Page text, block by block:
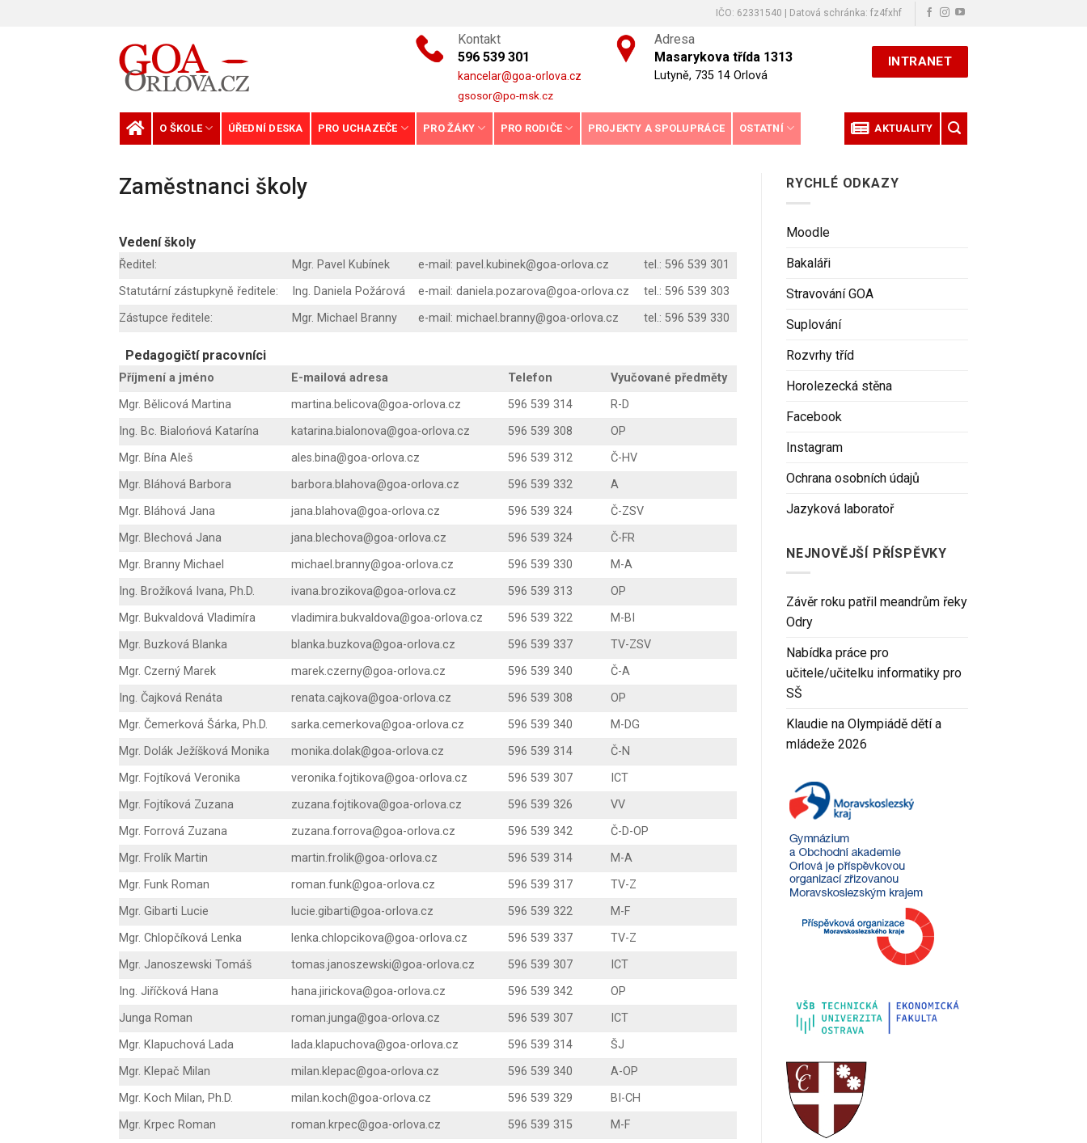
IČO: 62331540 | Datová schránka: fz4fxhf
Kontakt
596 539 301
kancelar@goa-orlova.cz
gsosor@po-msk.cz
Adresa
Masarykova třída 1313
Lutyně, 735 14 Orlová
INTRANET
O ŠKOLE ÚŘEDNÍ DESKA PRO UCHAZEČE PRO ŽÁKY PRO RODIČE PROJEKTY A SPOLUPRÁCE OSTATNÍ AKTUALITY
Zaměstnanci školy
Vedení školy
Ředitel: Mgr. Pavel Kubínek e-mail: pavel.kubinek@goa-orlova.cz
tel.: 596 539 301
Statutární zástupkyně ředitele:
Ing. Daniela Požárová e-mail: daniela.pozarova@goa-orlova.cz
tel.: 596 539 303
Zástupce ředitele:
Mgr. Michael Branny e-mail: michael.branny@goa-orlova.cz tel.: 596 539 330
Pedagogičtí pracovníci
Příjmení a jméno E-mailová adresa Telefon
Vyučované předměty
Mgr. Bělicová Martina
martina.belicova@goa-orlova.cz 596 539 314
R-D
Ing. Bc. Bialońová Katarína
katarina.bialonova@goa-orlova.cz 596 539 308
OP
Mgr. Bína Aleš
ales.bina@goa-orlova.cz 596 539 312
Č-HV
Mgr. Bláhová Barbora
barbora.blahova@goa-orlova.cz 596 539 332
A
Mgr. Bláhová Jana
jana.blahova@goa-orlova.cz 596 539 324
Č-ZSV
Mgr. Blechová Jana
jana.blechova@goa-orlova.cz 596 539 324
Č-FR
Mgr. Branny Michael
michael.branny@goa-orlova.cz 596 539 330
M-A
Ing. Brožíková Ivana, Ph.D.
ivana.brozikova@goa-orlova.cz 596 539 313
OP
Mgr. Bukvaldová Vladimíra
vladimira.bukvaldova@goa-orlova.cz 596 539 322
M-BI
Mgr. Buzková Blanka
blanka.buzkova@goa-orlova.cz 596 539 337
TV-ZSV
Mgr. Czerný Marek
marek.czerny@goa-orlova.cz 596 539 340
Č-A
Ing. Čajková Renáta
renata.cajkova@goa-orlova.cz 596 539 308
OP
Mgr. Čemerková Šárka, Ph.D.
sarka.cemerkova@goa-orlova.cz 596 539 340
M-DG
Mgr. Dolák Ježíšková Monika
monika.dolak@goa-orlova.cz 596 539 314
Č-N
Mgr. Fojtíková Veronika
veronika.fojtikova@goa-orlova.cz 596 539 307
ICT
Mgr. Fojtíková Zuzana
zuzana.fojtikova@goa-orlova.cz 596 539 326
VV
Mgr. Forrová Zuzana
zuzana.forrova@goa-orlova.cz 596 539 342
Č-D-OP
Mgr. Frolík Martin
martin.frolik@goa-orlova.cz 596 539 314
M-A
Mgr. Funk Roman
roman.funk@goa-orlova.cz 596 539 317
TV-Z
Mgr. Gibarti Lucie
lucie.gibarti@goa-orlova.cz 596 539 322
M-F
Mgr. Chlopčíková Lenka
lenka.chlopcikova@goa-orlova.cz 596 539 337
TV-Z
Mgr. Janoszewski Tomáš
tomas.janoszewski@goa-orlova.cz 596 539 307
ICT
Ing. Jiříčková Hana
hana.jirickova@goa-orlova.cz 596 539 342
OP
Junga Roman
roman.junga@goa-orlova.cz 596 539 307
ICT
Mgr. Klapuchová Lada
lada.klapuchova@goa-orlova.cz 596 539 314
ŠJ
Mgr. Klepač Milan
milan.klepac@goa-orlova.cz 596 539 340
A-OP
Mgr. Koch Milan, Ph.D.
milan.koch@goa-orlova.cz 596 539 329
BI-CH
Mgr. Krpec Roman
roman.krpec@goa-orlova.cz 596 539 315
M-F
RYCHLÉ ODKAZY
Moodle
Bakaláři
Stravování GOA
Suplování
Rozvrhy tříd
Horolezecká stěna
Facebook
Instagram
Ochrana osobních údajů
Jazyková laboratoř
NEJNOVĚJŠÍ PŘÍSPĚVKY
Závěr roku patřil meandrům řeky
Odry
Nabídka práce pro
učitele/učitelku informatiky pro
SŠ
Klaudie na Olympiádě dětí a
mládeže 2026